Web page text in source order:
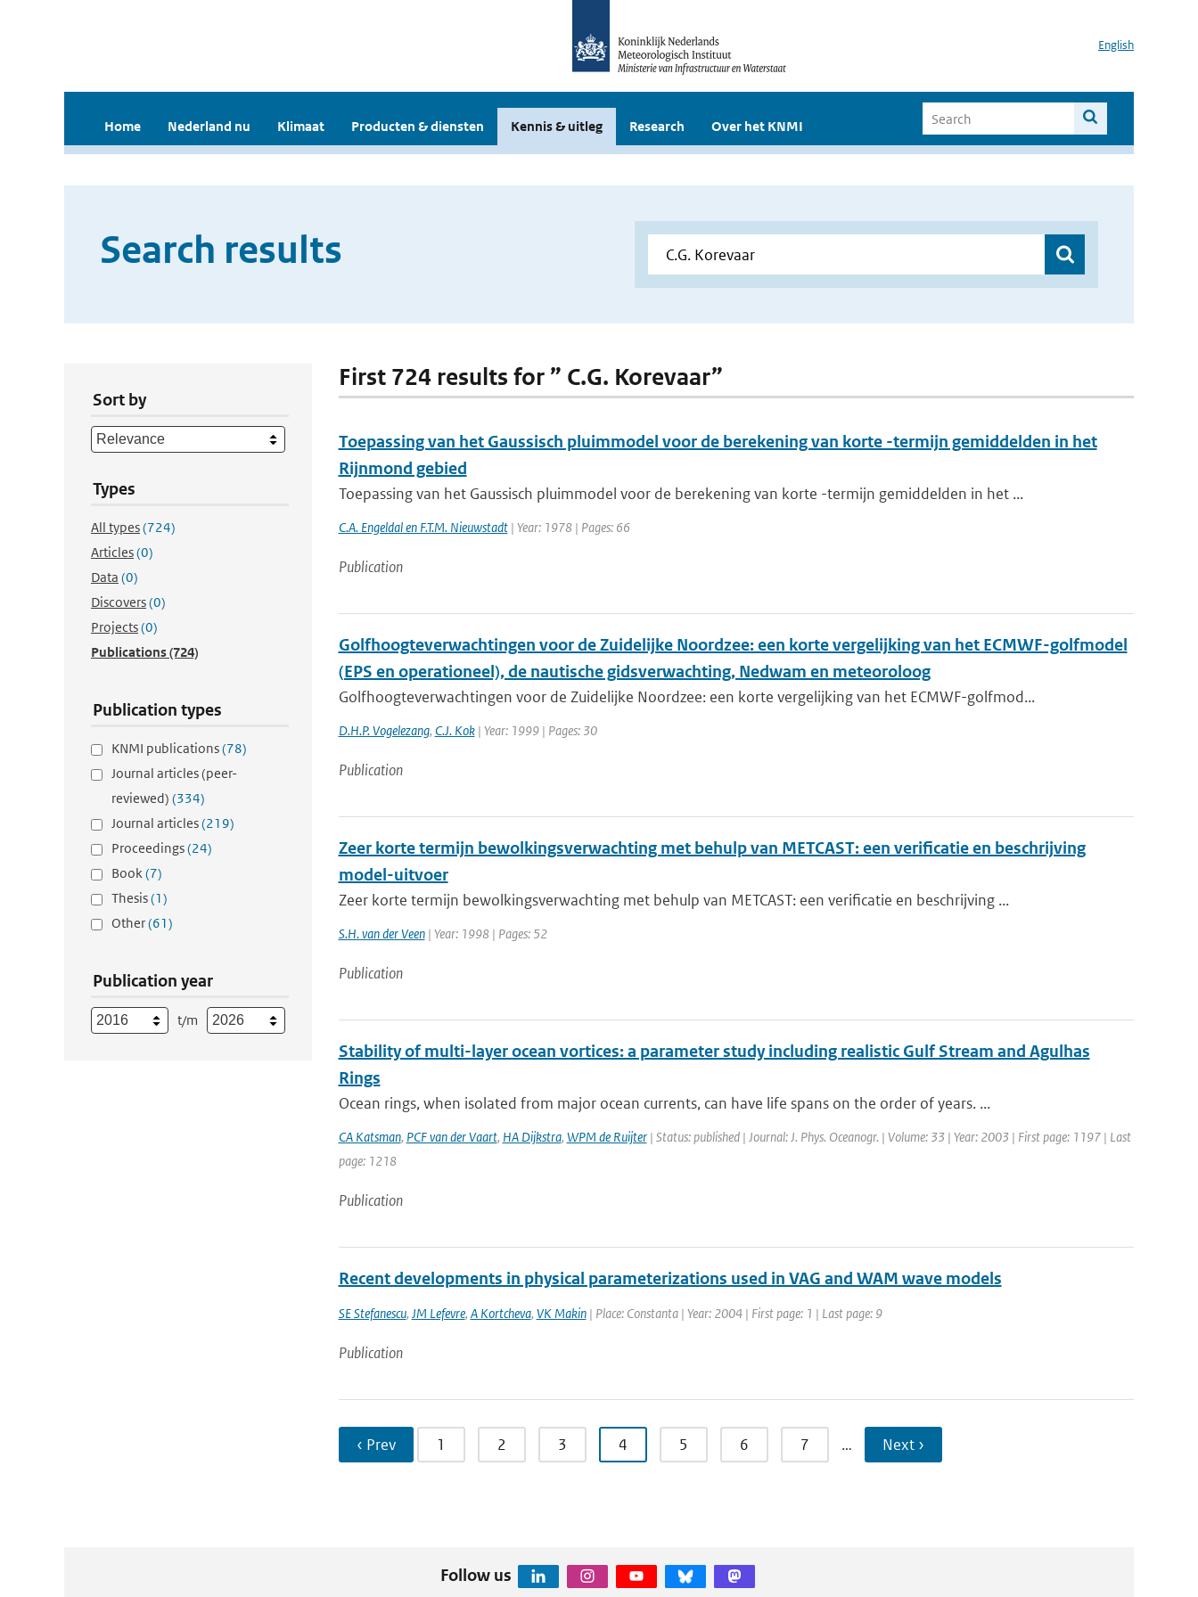
English
Home Nederland nu Klimaat Producten & diensten Kennis & uitleg Research Over het KNMI
Search results
Sort by
Types
All types(724)
Articles(0)
Data (0)
Discovers(0)
Projects(0)
Publications(724)
Publication types
KNMI publications(78)
Journal articles (peer-
reviewed) (334)
Journal articles(219)
Proceedings(24)
Book(7)
Thesis(1)
Other(61)
Publication year
t/m
First 724 results for ” C.G. Korevaar”
Toepassing van het Gaussisch pluimmodel voor de berekening van korte -termijn gemiddelden in het
Rijnmond gebied
Toepassing van het Gaussisch pluimmodel voor de berekening van korte -termijn gemiddelden in het ...
C.A. Engeldal en F.T.M. Nieuwstadt| Year: 1978 | Pages: 66
Publication
Golfhoogteverwachtingen voor de Zuidelijke Noordzee: een korte vergelijking van het ECMWF-golfmodel
(EPS en operationeel), de nautische gidsverwachting, Nedwam en meteoroloog
Golfhoogteverwachtingen voor de Zuidelijke Noordzee: een korte vergelijking van het ECMWF-golfmod...
D.H.P. Vogelezang, C.J. Kok| Year: 1999 | Pages: 30
Publication
Zeer korte termijn bewolkingsverwachting met behulp van METCAST: een verificatie en beschrijving
model-uitvoer
Zeer korte termijn bewolkingsverwachting met behulp van METCAST: een verificatie en beschrijving ...
S.H. van der Veen| Year: 1998 | Pages: 52
Publication
Stability of multi-layer ocean vortices: a parameter study including realistic Gulf Stream and Agulhas
Rings
Ocean rings, when isolated from major ocean currents, can have life spans on the order of years. ...
CA Katsman, PCF van der Vaart, HA Dijkstra, WPM de Ruijter| Status: published | Journal: J. Phys. Oceanogr. | Volume: 33 | Year: 2003 | First page: 1197 | Last
page: 1218
Publication
Recent developments in physical parameterizations used in VAG and WAM wave models
SE Stefanescu, JM Lefevre, A Kortcheva, VK Makin| Place: Constanta | Year: 2004 | First page: 1 | Last page: 9
Publication
‹ Prev 1 2 3 4 5 6 7 … Next ›
Follow us